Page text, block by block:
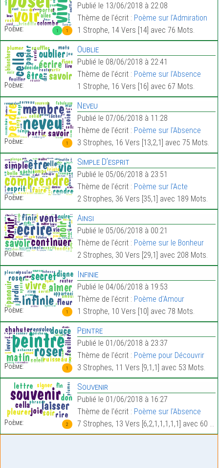
1 1
Poème:
Publié le 13/06/2018 à 22:08
Thème de l'écrit : Poème sur l'Admiration
1 Strophe, 14 Vers [14] avec 76 Mots.
Poème:
Oublie
Publié le 08/06/2018 à 22:41
Thème de l'écrit : Poème sur l'Absence
1 Strophe, 16 Vers [16] avec 67 Mots.
1
Poème:
Neveu
Publié le 07/06/2018 à 11:28
Thème de l'écrit : Poème sur l'Absence
3 Strophes, 16 Vers [13,2,1] avec 75 Mots.
Poème:
Simple D’esprit
Publié le 05/06/2018 à 23:51
Thème de l'écrit : Poème sur l'Acte
2 Strophes, 36 Vers [35,1] avec 189 Mots.
Poème:
Ainsi
Publié le 05/06/2018 à 00:21
Thème de l'écrit : Poème sur le Bonheur
2 Strophes, 30 Vers [29,1] avec 208 Mots.
1
Poème:
Infinie
Publié le 04/06/2018 à 19:53
Thème de l'écrit : Poème d'Amour
1 Strophe, 10 Vers [10] avec 78 Mots.
1
Poème:
Peintre
Publié le 01/06/2018 à 23:37
Thème de l'écrit : Poème pour Découvrir
3 Strophes, 11 Vers [9,1,1] avec 53 Mots.
2
Poème:
Souvenir
Publié le 01/06/2018 à 16:27
Thème de l'écrit : Poème sur l'Absence
7 Strophes, 13 Vers [6,2,1,1,1,1,1] avec 60 Mots.